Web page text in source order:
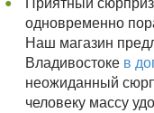
одновременно
Наш магазин
Владивостоке в
неожиданный
человеку массу